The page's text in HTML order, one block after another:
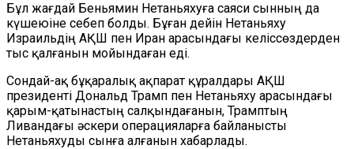
Бұл жағдай Беньямин Нетаньяхуға саяси сынның да
күшеюіне себеп болды. Бұған дейін Нетаньяху
Израильдің АҚШ пен Иран арасындағы келіссөздерден
тыс қалғанын мойындаған еді.
Сондай-ақ бұқаралық ақпарат құралдары АҚШ
президенті Дональд Трамп пен Нетаньяху арасындағы
қарым-қатынастың салқындағанын, Трамптың
Ливандағы әскери операцияларға байланысты
Нетаньяхуды сынға алғанын хабарлады.